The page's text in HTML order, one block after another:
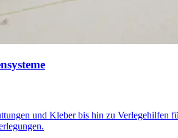
und Kleber bis hin zu Verlegehilfen